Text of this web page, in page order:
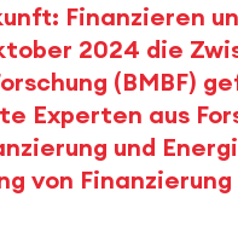
Finanzieren
2024 die
(BMBF)
Experten aus
und
von